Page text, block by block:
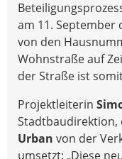
am 11. September
von den
Wohnstraße auf
der Straße ist
Projektleiterin
Stadtbaudirektion,
Urban von der
umsetzt: „Diese